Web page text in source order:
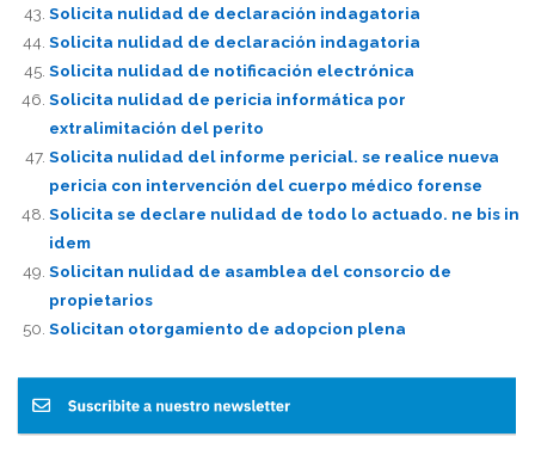
Solicita nulidad de declaración indagatoria
Solicita nulidad de declaración indagatoria
Solicita nulidad de notificación electrónica
Solicita nulidad de pericia informática por
extralimitación del perito
Solicita nulidad del informe pericial. se realice nueva
pericia con intervención del cuerpo médico forense
Solicita se declare nulidad de todo lo actuado. ne bis in
idem
Solicitan nulidad de asamblea del consorcio de
propietarios
Solicitan otorgamiento de adopcion plena